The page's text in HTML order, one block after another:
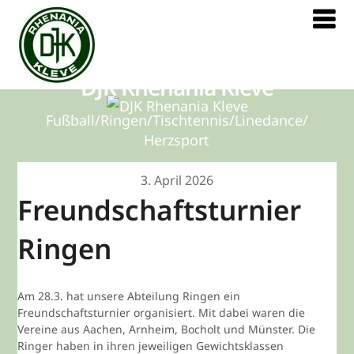
DJK Rhenania Kleve
Fußball/Ringen/Tischtennis/Linedance/
Herzsport
3. April 2026
Freundschaftsturnier
Ringen
Am 28.3. hat unsere Abteilung Ringen ein
Freundschaftsturnier organisiert. Mit dabei waren die
Vereine aus Aachen, Arnheim, Bocholt und Münster. Die
Ringer haben in ihren jeweiligen Gewichtsklassen